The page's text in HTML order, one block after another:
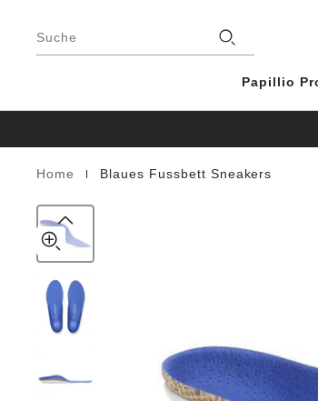
Suche
Papillio
Homepage
Home Blaues Fussbett Sneakers
Packaging
product